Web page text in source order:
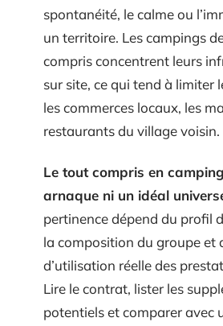
spontanéité, le calme ou
un territoire. Les campings
compris concentrent leurs
sur site, ce qui tend à limiter
les commerces locaux, les
restaurants du village voisin.
Le tout compris en
arnaque ni un idéal
pertinence dépend du profil
la composition du groupe et
d’utilisation réelle des
Lire le contrat, lister les
potentiels et comparer avec